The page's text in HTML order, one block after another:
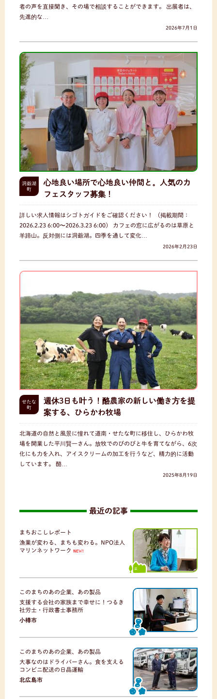
者の声を直接聞き、その場で相談することができます。 出展者は、
先進的な…
2026年7月1日
洞爺湖
町
心地良い場所で心地良い仲間と。人気のカ
フェスタッフ募集！
詳しい求人情報はシゴトガイドをご確認ください！ （掲載期間：
2026.2.23 6:00〜2026.3.23 6:00） カフェの窓に広がるのは草原と
羊蹄山。反対側には洞爺湖。四季を通して変化…
2026年2月23日
せたな
町
週休3日も叶う！酪農家の新しい働き方を提
案する、ひらかわ牧場
北海道の自然と風景に憧れて道南・せたな町に移住し、ひらかわ牧
場を開業した平川賢一さん。放牧でのびのびと牛を育てながら、6次
化にも力を入れ、アイスクリームの加工を行うなど、精力的に活動
しています。 酪…
2025年8月19日
最近の記事
まちおこしレポート
漁業が変わる、まちも変わる。NPO法人
マリンネットワーク
NEW!
このまちのあの企業、あの製品
支援する会社の家族まで幸せに！つるき
社労士・行政書士事務所
小樽市
このまちのあの企業、あの製品
大事なのはドライバーさん。食を支える
コンビニ配送の日晶運輸
北広島市